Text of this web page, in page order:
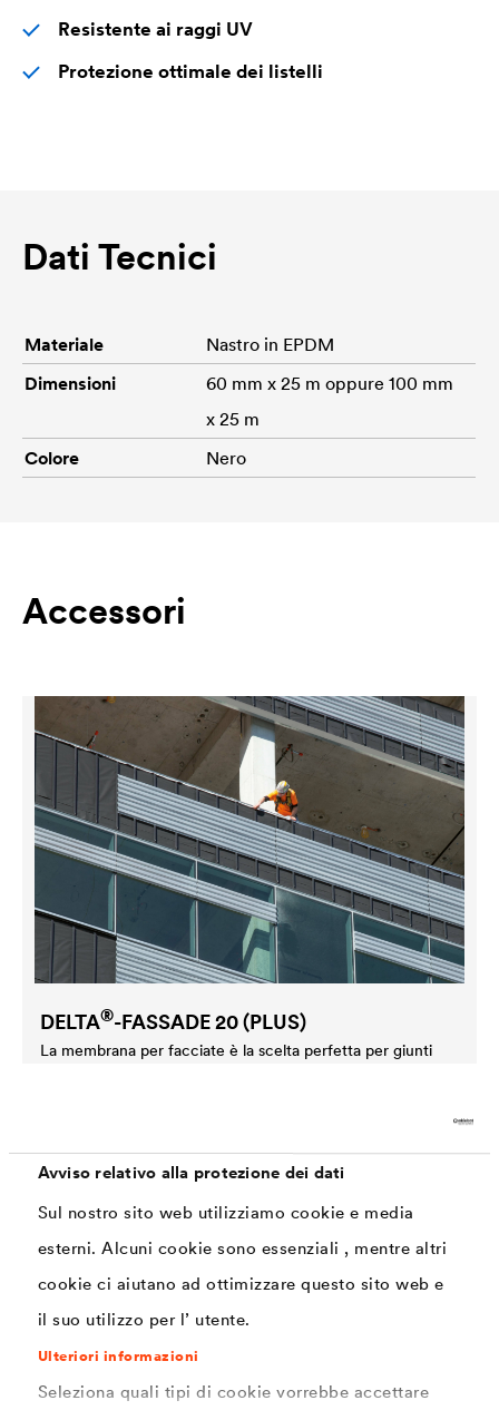
Avviso relativo alla protezione dei dati
Sul nostro sito web utilizziamo cookie e media
esterni. Alcuni cookie sono essenziali , mentre altri
cookie ci aiutano ad ottimizzare questo sito web e
il suo utilizzo per l’ utente.
Ulteriori informazioni
Seleziona quali tipi di cookie vorrebbe accettare
Resistente ai raggi UV
Protezione ottimale dei listelli
Dati Tecnici
Materiale
Nastro in EPDM
Dimensioni
60 mm x 25 m oppure 100 mm
x 25 m
Colore
Nero
Accessori
DELTA®-FASSADE 20 (PLUS)
La membrana per facciate è la scelta perfetta per giunti